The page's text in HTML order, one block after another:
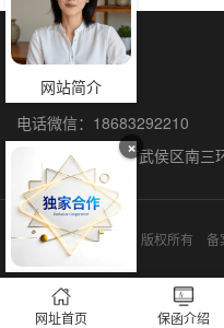
网站简介
×
保函全国办理
联系人：石阳
电话微信：18683292210
联系地址：成都市武侯区南
保函网 © 2015-2026 版权所有 备
网址首页 保函介绍